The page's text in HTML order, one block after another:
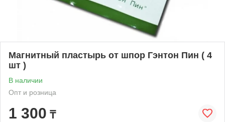
Магнитный пластырь от шпор Гэнтон Пин ( 4
шт )
В наличии
Опт и розница
1 300 ₸